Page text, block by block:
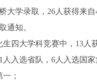
大学录取， 26 人获得来自
通知。
生四大学科竞赛中，13人
人入选省队，6人入选国
；